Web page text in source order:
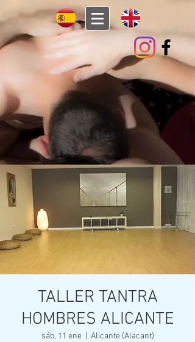
TALLER TANTRA
HOMBRES ALICANTE
sáb, 11 ene
  |
Alicante (Alacant)